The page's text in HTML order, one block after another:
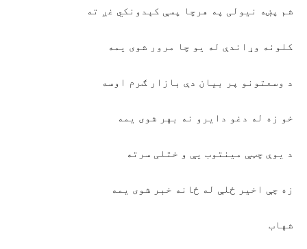
شم پښه نیولی په هرچا پسې کېدونکي غږ ته
کلونه وړاندې له یو چا مرور شوی یمه
د وسعتونو پر بیان دې بازار ګرم اوسه
خو زه له دغو دایرو نه بهر شوی یمه
د یوې چټې مینتوب یې و ختلی سرته
زه چې اخیر ځلې له ځانه خبر شوی یمه
شهاب